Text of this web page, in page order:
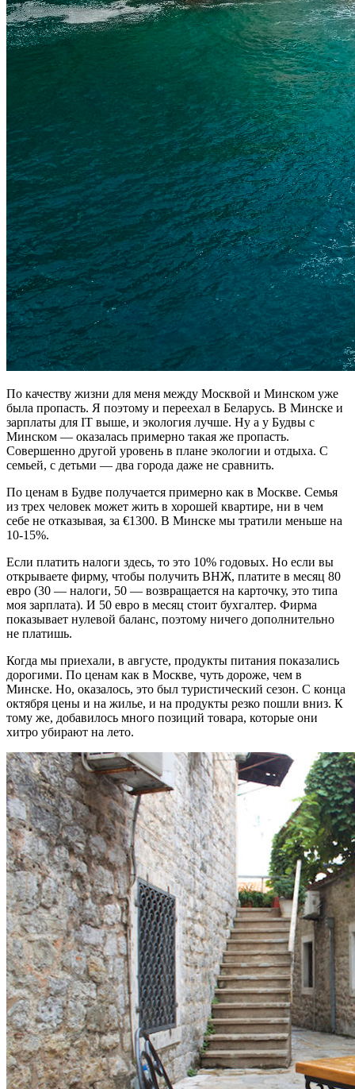
По качеству жизни для меня между Москвой и Минском уже
была пропасть. Я поэтому и переехал в Беларусь. В Минске и
зарплаты для IT выше, и экология лучше. Ну а у Будвы с
Минском — оказалась примерно такая же пропасть.
Совершенно другой уровень в плане экологии и отдыха. С
семьей, с детьми — два города даже не сравнить.
По ценам в Будве получается примерно как в Москве. Семья
из трех человек может жить в хорошей квартире, ни в чем
себе не отказывая, за €1300. В Минске мы тратили меньше на
10-15%.
Если платить налоги здесь, то это 10% годовых. Но если вы
открываете фирму, чтобы получить ВНЖ, платите в месяц 80
евро (30 — налоги, 50 — возвращается на карточку, это типа
моя зарплата). И 50 евро в месяц стоит бухгалтер. Фирма
показывает нулевой баланс, поэтому ничего дополнительно
не платишь.
Когда мы приехали, в августе, продукты питания показались
дорогими. По ценам как в Москве, чуть дороже, чем в
Минске. Но, оказалось, это был туристический сезон. С конца
октября цены и на жилье, и на продукты резко пошли вниз. К
тому же, добавилось много позиций товара, которые они
хитро убирают на лето.